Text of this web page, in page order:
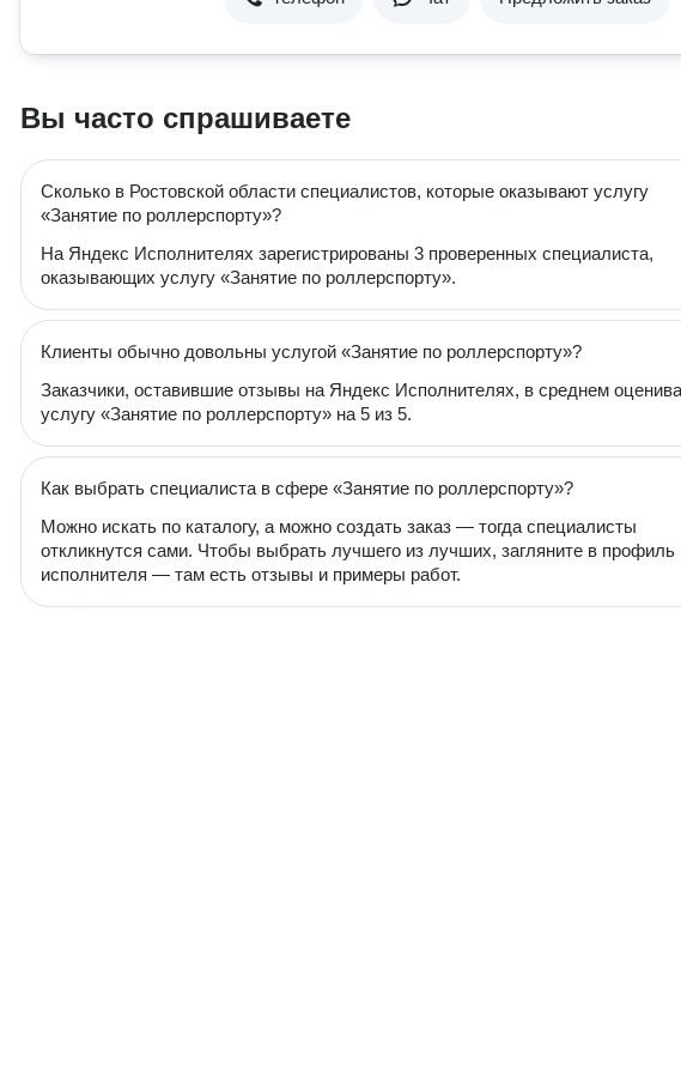
Вы часто спрашиваете
Сколько в Ростовской области специалистов, которые оказывают услугу
«Занятие по роллерспорту»?
На Яндекс Исполнителях зарегистрированы 3 проверенных специалиста,
оказывающих услугу «Занятие по роллерспорту».
Клиенты обычно довольны услугой «Занятие по роллерспорту»?
Заказчики, оставившие отзывы на Яндекс Исполнителях, в среднем
услугу «Занятие по роллерспорту» на 5 из 5.
Как выбрать специалиста в сфере «Занятие по роллерспорту»?
Можно искать по каталогу, а можно создать заказ — тогда специалисты
откликнутся сами. Чтобы выбрать лучшего из лучших, загляните в профиль
исполнителя — там есть отзывы и примеры работ.